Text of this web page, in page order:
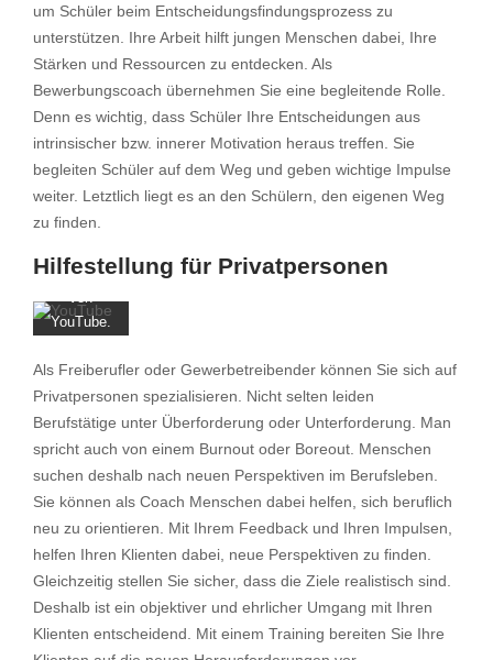
um Schüler beim Entscheidungsfindungsprozess zu
unterstützen. Ihre Arbeit hilft jungen Menschen dabei, Ihre
Stärken und Ressourcen zu entdecken. Als
Bewerbungscoach übernehmen Sie eine begleitende Rolle.
Denn es wichtig, dass Schüler Ihre Entscheidungen aus
intrinsischer bzw. innerer Motivation heraus treffen. Sie
begleiten Schüler auf dem Weg und geben wichtige Impulse
weiter. Letztlich liegt es an den Schülern, den eigenen Weg
zu finden.
Hilfestellung für Privatpersonen
Laden
des
Videos
akzeptieren
Datenschutzerklärung
YouTube.
erfahren
laden
YouTube
immer
entsperren
Als Freiberufler oder Gewerbetreibender können Sie sich auf
Privatpersonen spezialisieren. Nicht selten leiden
Berufstätige unter Überforderung oder Unterforderung. Man
spricht auch von einem Burnout oder Boreout. Menschen
suchen deshalb nach neuen Perspektiven im Berufsleben.
Sie können als Coach Menschen dabei helfen, sich beruflich
neu zu orientieren. Mit Ihrem Feedback und Ihren Impulsen,
helfen Ihren Klienten dabei, neue Perspektiven zu finden.
Gleichzeitig stellen Sie sicher, dass die Ziele realistisch sind.
Deshalb ist ein objektiver und ehrlicher Umgang mit Ihren
Klienten entscheidend. Mit einem Training bereiten Sie Ihre